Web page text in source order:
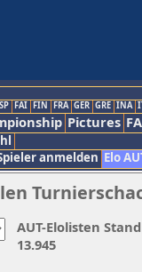
FAI FIN FRA GER GRE INA
Pictures
anmelden Elo
AUT-Elolisten
13.945